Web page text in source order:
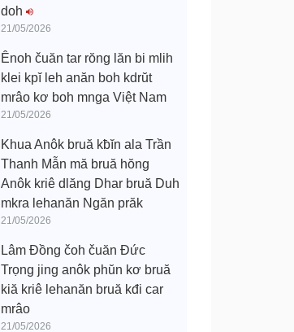
doh
21/05/2026
Ênoh čuăn tar rŏng lăn bi mlih
klei kpĭ leh anăn boh kdrŭt
mrâo kơ boh mnga Việt Nam
21/05/2026
Khua Anôk bruă kƀĭn ala Trần
Thanh Mẫn mă bruă hŏng
Anôk kriê dlăng Dhar bruă Duh
mkra lehanăn Ngăn prăk
21/05/2026
Lâm Đồng čoh čuăn Đức
Trọng jing anôk phŭn kơ bruă
kiă kriê lehanăn bruă kđi car
mrâo
21/05/2026